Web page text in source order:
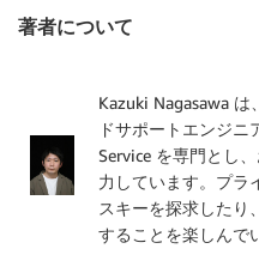
著者について
Kazuki Nagasawa は
ドサポートエンジニ
Service を専門とし
力しています。プラ
スキーを探求したり
することを楽しんで